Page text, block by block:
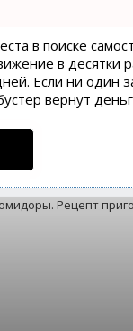
в поиске
в десятки
Если ни один
вернут